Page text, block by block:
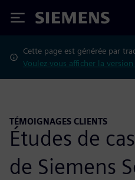
Siemens
Cette page est générée par
Voulez-vous afficher la
TÉMOIGNAGES CLIENTS
Études de
de Siemens